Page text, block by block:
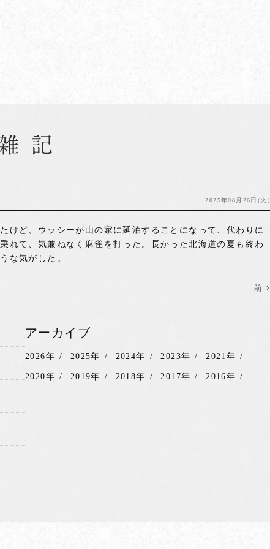
2025年08月26日(火)
けど、ウッシーが山の家に延泊することになって、代わりに
れて、気兼ねなく麻雀を打った。長かった北海道の夏も終わ
な気がした。
前
アーカイブ
2026年 2025年 2024年 2023年 2021年
2020年 2019年 2018年 2017年 2016年